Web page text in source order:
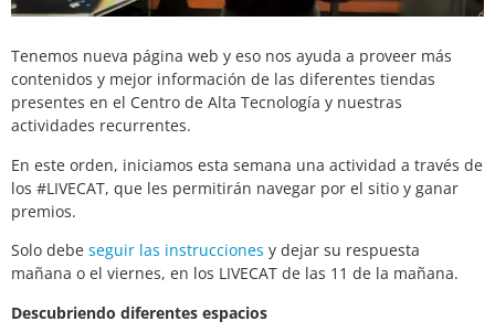
Tenemos nueva página web y eso nos ayuda a proveer más
contenidos y mejor información de las diferentes tiendas
presentes en el Centro de Alta Tecnología y nuestras
actividades recurrentes.
En este orden, iniciamos esta semana una actividad a través de
los #LIVECAT, que les permitirán navegar por el sitio y ganar
premios.
Solo debe seguir las instrucciones y dejar su respuesta
mañana o el viernes, en los LIVECAT de las 11 de la mañana.
Descubriendo diferentes espacios